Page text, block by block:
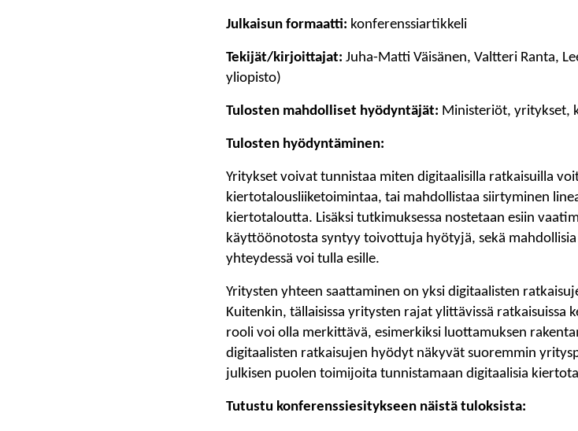
Julkaisun formaatti: konferenssiartikkeli
Tekijät/kirjoittajat: Juha-Matti Väisänen, Valtteri Ranta,
yliopisto)
Tulosten mahdolliset hyödyntäjät: Ministeriöt, yritykset,
Tulosten hyödyntäminen:
Yritykset voivat tunnistaa miten digitaalisilla ratkaisuilla
kiertotalousliiketoimintaa, tai mahdollistaa siirtyminen
kiertotaloutta. Lisäksi tutkimuksessa nostetaan esiin
käyttöönotosta syntyy toivottuja hyötyjä, sekä
yhteydessä voi tulla esille.
Yritysten yhteen saattaminen on yksi digitaalisten
Kuitenkin, tällaisissa yritysten rajat ylittävissä ratkaisuissa
rooli voi olla merkittävä, esimerkiksi luottamuksen
digitaalisten ratkaisujen hyödyt näkyvät suoremmin
julkisen puolen toimijoita tunnistamaan digitaalisia
Tutustu konferenssiesitykseen näistä tuloksista: